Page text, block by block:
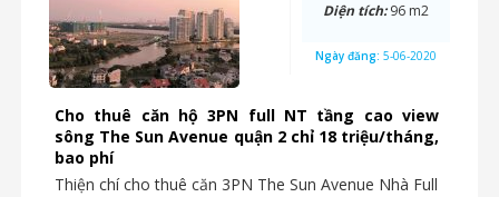
Cho thuê căn hộ 3PN full NT tầng cao view
sông The Sun Avenue quận 2 chỉ 18 triệu/tháng,
bao phí
Thiện chí cho thuê căn 3PN The Sun Avenue Nhà Full
Diện tích:96 m2
Ngày đăng: 5-06-2020